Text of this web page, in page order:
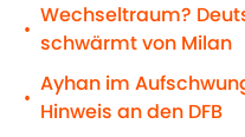
•
Wechseltraum?
schwärmt von Milan
•
Ayhan im
Hinweis an den DFB